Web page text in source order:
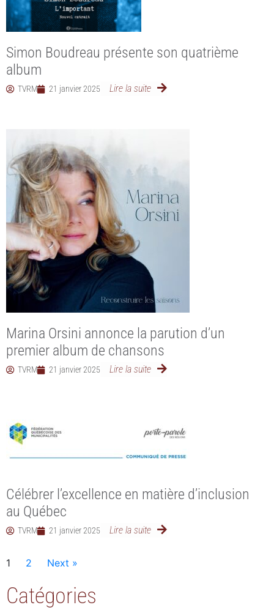
Simon Boudreau présente son quatrième
album
TVRM 21 janvier 2025 Lire la suite
Marina Orsini annonce la parution d’un
premier album de chansons
TVRM 21 janvier 2025 Lire la suite
Célébrer l’excellence en matière d’inclusion
au Québec
TVRM 21 janvier 2025 Lire la suite
1 2 Next »
Catégories